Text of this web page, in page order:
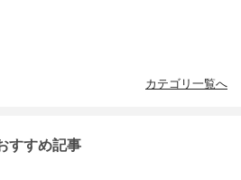
カテゴリ一覧へ
すすめ記事